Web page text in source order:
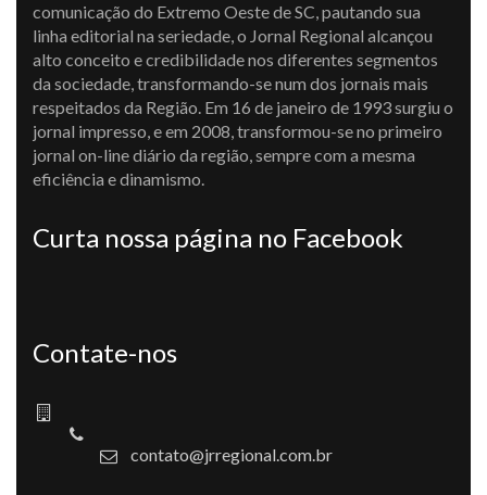
comunicação do Extremo Oeste de SC, pautando sua
linha editorial na seriedade, o Jornal Regional alcançou
alto conceito e credibilidade nos diferentes segmentos
da sociedade, transformando-se num dos jornais mais
respeitados da Região. Em 16 de janeiro de 1993 surgiu o
jornal impresso, e em 2008, transformou-se no primeiro
jornal on-line diário da região, sempre com a mesma
eficiência e dinamismo.
Curta nossa página no Facebook
Contate-nos
contato@jrregional.com.br